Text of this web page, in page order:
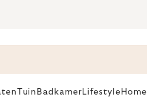
Tuin BadkamerLifestyle Home